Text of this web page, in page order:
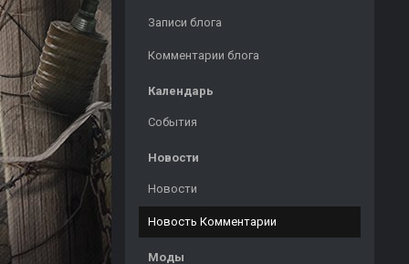
Записи блога
Комментарии блога
Календарь
События
Новости
Новости
Новость Комментарии
Моды